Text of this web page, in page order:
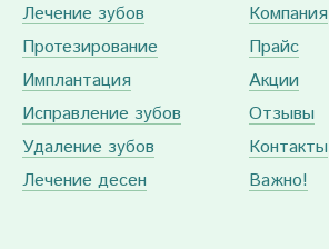
Лечение зубов
Протезирование
Имплантация
Исправление зубов
Удаление зубов
Лечение десен
Компания
Прайс
Акции
Отзывы
Контакты
Важно!